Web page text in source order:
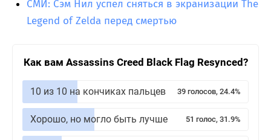
СМИ: Сэм Нил успел сняться в экранизации The
Legend of Zelda перед смертью
Как вам Assassins Creed Black Flag Resynced?
10 из 10 на кончиках пальцев 39 голосов, 24.4%
Хорошо, но могло быть лучше 51 голос, 31.9%